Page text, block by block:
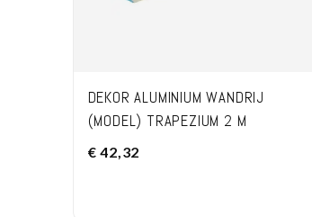
DEKOR ALUMINIUM WANDRIJ
(MODEL) TRAPEZIUM 2 M
€ 42,32